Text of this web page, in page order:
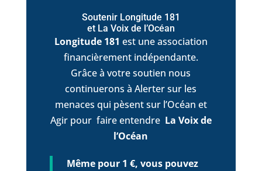
Soutenir Longitude 181
et La Voix de l’Océan
Longitude 181 est une association
financièrement indépendante.
Grâce à votre soutien nous
continuerons à Alerter sur les
menaces qui pèsent sur l’Océan et
Agir pour faire entendre La Voix de
l’Océan
Même pour 1 €, vous pouvez